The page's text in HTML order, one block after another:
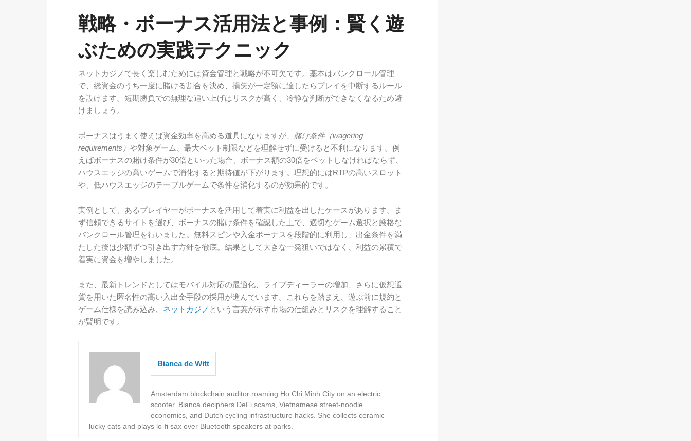
戦略・ボーナス活用法と事例：賢く遊
ぶための実践テクニック
ネットカジノで長く楽しむためには資金管理と戦略が不可欠です。基本はバンクロール管理
で、総資金のうち一度に賭ける割合を決め、損失が一定額に達したらプレイを中断するルール
を設けます。短期勝負での無理な追い上げはリスクが高く、冷静な判断ができなくなるため避
けましょう。
ボーナスはうまく使えば資金効率を高める道具になりますが、 賭け条件（wagering
requirements） や対象ゲーム、最大ベット制限などを理解せずに受けると不利になります。例
えばボーナスの賭け条件が30倍といった場合、ボーナス額の30倍をベットしなければならず、
ハウスエッジの高いゲームで消化すると期待値が下がります。理想的にはRTPの高いスロット
や、低ハウスエッジのテーブルゲームで条件を消化するのが効果的です。
実例として、あるプレイヤーがボーナスを活用して着実に利益を出したケースがあります。ま
ず信頼できるサイトを選び、ボーナスの賭け条件を確認した上で、適切なゲーム選択と厳格な
バンクロール管理を行いました。無料スピンや入金ボーナスを段階的に利用し、出金条件を満
たした後は少額ずつ引き出す方針を徹底。結果として大きな一発狙いではなく、利益の累積で
着実に資金を増やしました。
また、最新トレンドとしてはモバイル対応の最適化、ライブディーラーの増加、さらに仮想通
貨を用いた匿名性の高い入出金手段の採用が進んでいます。これらを踏まえ、遊ぶ前に規約と
ゲーム仕様を読み込み、 ネットカジノ という言葉が示す市場の仕組みとリスクを理解すること
が賢明です。
Bianca de Witt
Amsterdam blockchain auditor roaming Ho Chi Minh City on an electric
scooter. Bianca deciphers DeFi scams, Vietnamese street-noodle
economics, and Dutch cycling infrastructure hacks. She collects ceramic
lucky cats and plays lo-fi sax over Bluetooth speakers at parks.